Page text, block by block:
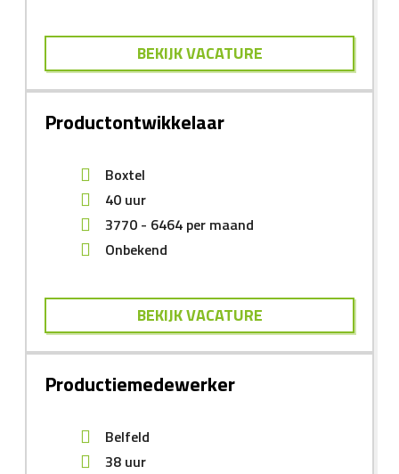
BEKIJK VACATURE
Productontwikkelaar
Boxtel
40 uur
3770 - 6464 per maand
Onbekend
BEKIJK VACATURE
Productiemedewerker
Belfeld
38 uur